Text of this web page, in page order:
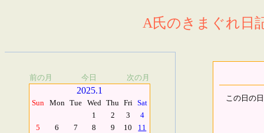
A氏のきまぐれ日
前の月 今日 次の月
2025.1
Sun Mon Tue Wed Thu Fri Sat
1
2 3
4
5
6 7 8 9 10
11
この日の